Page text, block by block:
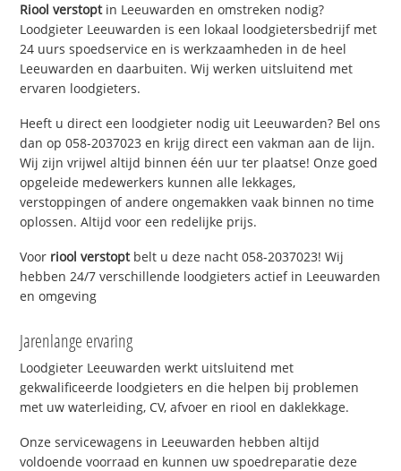
Riool verstoptin Leeuwarden en omstreken nodig?
Loodgieter Leeuwarden is een lokaal loodgietersbedrijf met
24 uurs spoedservice en is werkzaamheden in de heel
Leeuwarden en daarbuiten. Wij werken uitsluitend met
ervaren loodgieters.
Heeft u direct een loodgieter nodig uit Leeuwarden? Bel ons
dan op 058-2037023 en krijg direct een vakman aan de lijn.
Wij zijn vrijwel altijd binnen één uur ter plaatse! Onze goed
opgeleide medewerkers kunnen alle lekkages,
verstoppingen of andere ongemakken vaak binnen no time
oplossen. Altijd voor een redelijke prijs.
Voor riool verstoptbelt u deze nacht 058-2037023! Wij
hebben 24/7 verschillende loodgieters actief in Leeuwarden
en omgeving
Jarenlange ervaring
Loodgieter Leeuwarden werkt uitsluitend met
gekwalificeerde loodgieters en die helpen bij problemen
met uw waterleiding, CV, afvoer en riool en daklekkage.
Onze servicewagens in Leeuwarden hebben altijd
voldoende voorraad en kunnen uw spoedreparatie deze